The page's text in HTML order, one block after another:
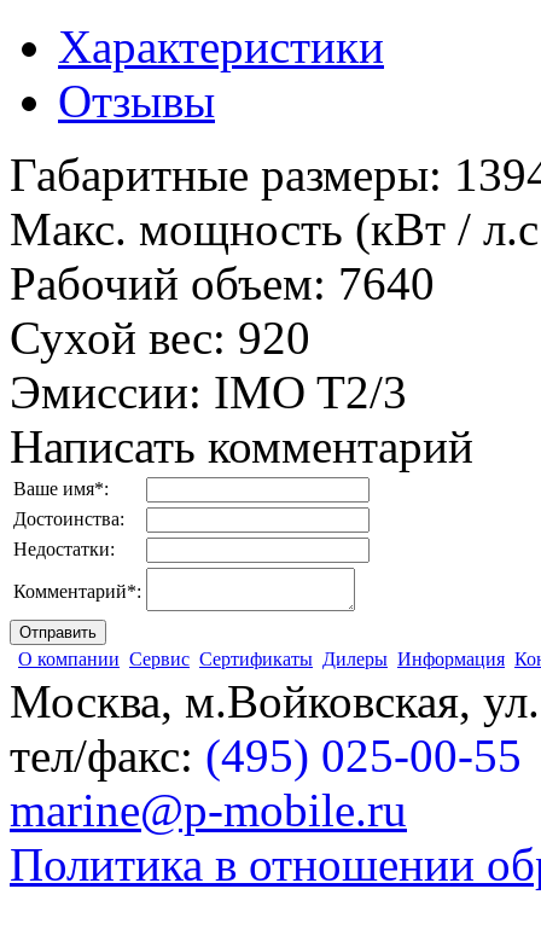
Характеристики
Отзывы
Габаритные размеры:
Макс. мощность (кВт /
Рабочий объем: 7640
Сухой вес: 920
Эмиссии: IMO T2/3
Написать комментарий
Ваше имя*:
Достоинства:
Недостатки:
Комментарий*:
О компании Сервис Сертификаты Дилеры Информация
Москва, м.Войковская,
тел/факс: (495) 025-00-55
marine@p-mobile.ru
Политика в отношении